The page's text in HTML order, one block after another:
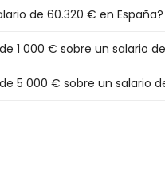
de 60.320 € en España?
1 000 € sobre un salario
5 000 € sobre un salario